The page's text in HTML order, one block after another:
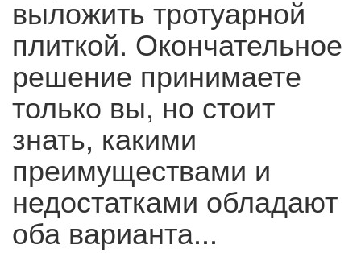
выложить тротуарной
плиткой. Окончательное
решение принимаете
только вы, но стоит
знать, какими
преимуществами и
недостатками обладают
оба варианта...